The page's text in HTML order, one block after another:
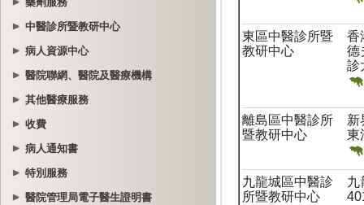
中醫診所暨教研中心
病人資源中心
醫院聯網、醫院及醫療機構
其他醫療服務
收費
病人通知書
特別服務
醫院管理局電子醫生證明書